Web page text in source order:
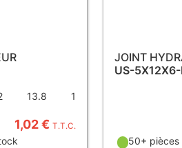
13.8 1
1,02 € T.T.C.
JOINT
US-
50+ pièces